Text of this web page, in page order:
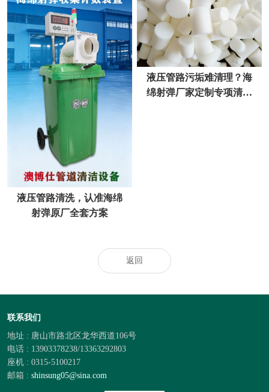
液压管路清洗，认准海绵
射弹原厂全套方案
液压管路污垢难清理？海
绵射弹厂家定制专项清洁
返回
联系我们
地址 : 唐山市路北区龙华西道106号
电话 : 13903378238/13363292803
座机 : 0315-5100217
邮箱 : shinsung05@sina.com